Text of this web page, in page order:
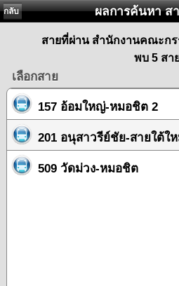
กลับ ผลการค้นหา ส
สายที่ผ่าน สำนักงานคณะก
พบ 5 สา
เลือกสาย
157 อ้อมใหญ่-หมอชิต 2
201 อนุสาวรีย์ชัย-สายใต้ใ
509 วัดม่วง-หมอชิต